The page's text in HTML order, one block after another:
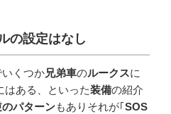
の設定はなし
くつか兄弟車のルークスに
はある、といった装備の紹介
のパターンもありそれが｢SOS